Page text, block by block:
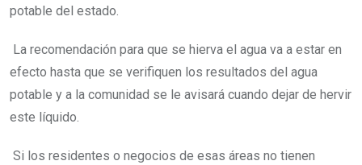
potable del estado.
La recomendación para que se hierva el agua va a estar en
efecto hasta que se verifiquen los resultados del agua
potable y a la comunidad se le avisará cuando dejar de hervir
este líquido.
Si los residentes o negocios de esas áreas no tienen